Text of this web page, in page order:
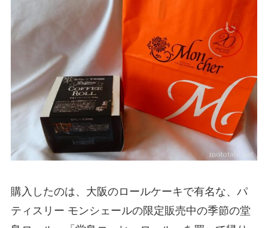
購入したのは、大阪のロールケーキで有名な、パ
ティスリー モンシェールの限定販売中の季節の堂